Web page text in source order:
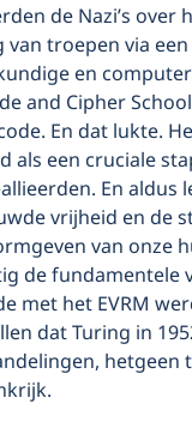
de Nazi’s over
troepen via
en
and Cipher
En dat lukte.
als een cruciale
En aldus
vrijheid en de
van onze
de fundamentele
met het EVRM
dat Turing in
hetgeen